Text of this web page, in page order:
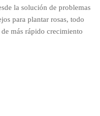
la solución de problemas
para plantar rosas, todo
más rápido crecimiento